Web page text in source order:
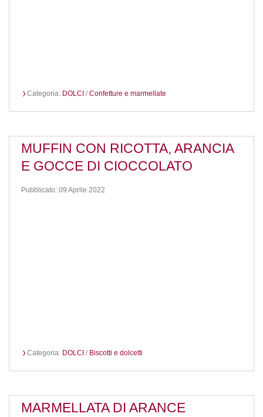
Categoria: DOLCI /Confetture e marmellate
MUFFIN CON RICOTTA, ARANCIA
E GOCCE DI CIOCCOLATO
Pubblicato: 09 Aprile 2022
Categoria: DOLCI / Biscotti e dolcetti
MARMELLATA DI ARANCE